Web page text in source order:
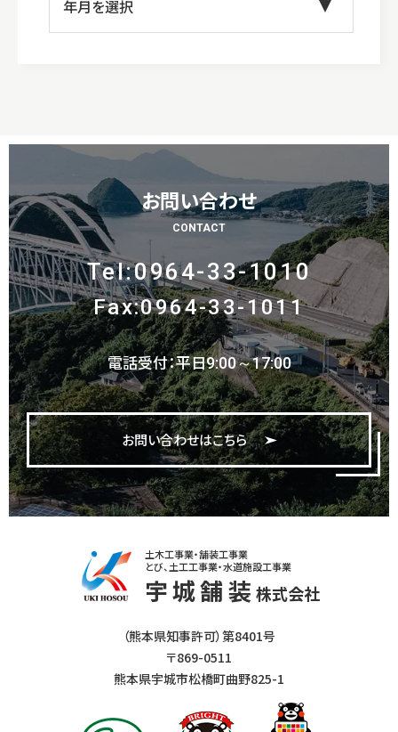
お問い合わせ
CONTACT
Tel:0964-33-1010
Fax:0964-33-1011
電話受付：平日9:00～17:00
お問い合わせはこちら
土木工事業・舗装工事業
とび、土工工事業・水道施設工事業
宇城舗装 株式会社
（熊本県知事許可）第8401号
〒869-0511
熊本県宇城市松橋町曲野825-1